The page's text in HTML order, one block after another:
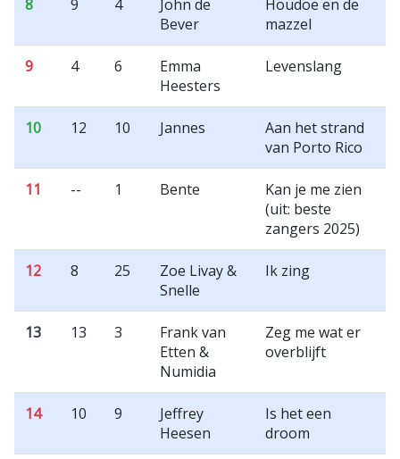
8 9 4
John de
Bever
Houdoe en de
mazzel
9 4 6
Emma
Heesters
Levenslang
10 12 10 Jannes
Aan het strand
van Porto Rico
11 -- 1 Bente
Kan je me zien
(uit: beste
zangers 2025)
12 8 25
Zoe Livay &
Snelle
Ik zing
13 13 3
Frank van
Etten &
Numidia
Zeg me wat er
overblijft
14 10 9
Jeffrey
Heesen
Is het een
droom